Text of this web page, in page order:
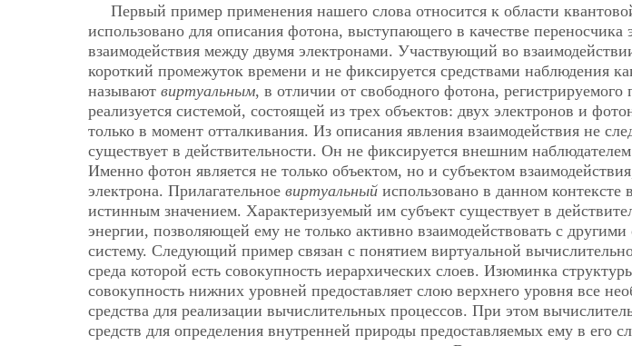
Первый пример применения нашего слова относится к области
использовано для описания фотона, выступающего в качестве переносчика
взаимодействия между двумя электронами. Участвующий во
короткий промежуток времени и не фиксируется средствами наблюдения
называют виртуальным, в отличии от свободного фотона,
реализуется системой, состоящей из трех объектов: двух электронов и
только в момент отталкивания. Из описания явления взаимодействия не
существует в действительности. Он не фиксируется внешним
Именно фотон является не только объектом, но и субъектом
электрона. Прилагательное виртуальный использовано в данном
истинным значением. Характеризуемый им субъект существует в
энергии, позволяющей ему не только активно взаимодействовать с
систему. Следующий пример связан с понятием виртуальной
среда которой есть совокупность иерархических слоев. Изюминка
совокупность нижних уровней предоставляет слою верхнего уровня все
средства для реализации вычислительных процессов. При этом
средств для определения внутренней природы предоставляемых ему в его